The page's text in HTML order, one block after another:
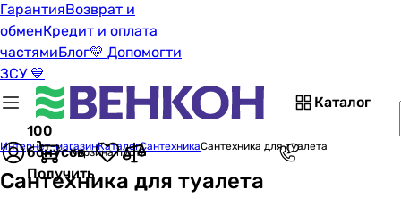
ГарантияВозврат и
обменКредит и оплата
частямиБлог💛 Допомогти
ЗСУ 💙
Каталог
100
бонусов
Получить
Корзина пуста
Интернет-магазинКаталогСантехникаСантехника для туалета
Сантехника для туалета